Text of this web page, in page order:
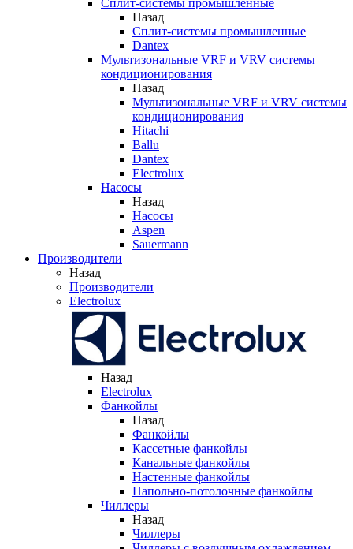
Сплит-системы промышленные
Назад
Сплит-системы промышленные
Dantex
Мультизональные VRF и VRV системы
кондиционирования
Назад
Мультизональные VRF и VRV системы
кондиционирования
Hitachi
Ballu
Dantex
Electrolux
Насосы
Назад
Насосы
Aspen
Sauermann
Производители
Назад
Производители
Electrolux
Назад
Electrolux
Фанкойлы
Назад
Фанкойлы
Кассетные фанкойлы
Канальные фанкойлы
Настенные фанкойлы
Напольно-потолочные фанкойлы
Чиллеры
Назад
Чиллеры